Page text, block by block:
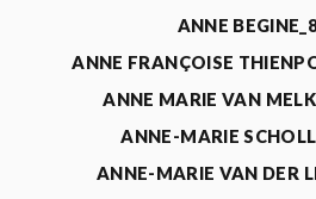
ANNE
ANNE FRANÇOISE
ANNE MARIE VAN
ANNE-MARIE
ANNE-MARIE VAN DER